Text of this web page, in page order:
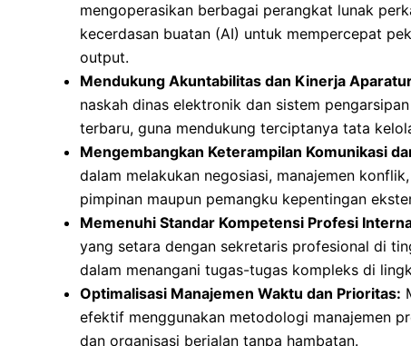
mengoperasikan berbagai perangkat lunak
kecerdasan buatan (AI) untuk mempercepat
output.
Mendukung Akuntabilitas dan Kinerja
naskah dinas elektronik dan sistem
terbaru, guna mendukung terciptanya tata
Mengembangkan Keterampilan Komunikasi
dalam melakukan negosiasi, manajemen
pimpinan maupun pemangku kepentingan
Memenuhi Standar Kompetensi Profesi
yang setara dengan sekretaris profesional di
dalam menangani tugas-tugas kompleks di
Optimalisasi Manajemen Waktu dan Prioritas:
efektif menggunakan metodologi manajemen
dan organisasi berjalan tanpa hambatan.